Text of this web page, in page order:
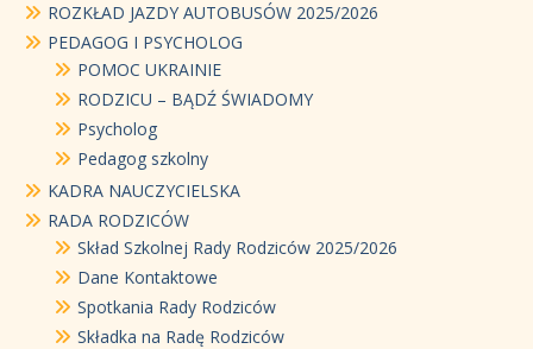
ROZKŁAD JAZDY AUTOBUSÓW 2025/2026
PEDAGOG I PSYCHOLOG
POMOC UKRAINIE
RODZICU – BĄDŹ ŚWIADOMY
Psycholog
Pedagog szkolny
KADRA NAUCZYCIELSKA
RADA RODZICÓW
Skład Szkolnej Rady Rodziców 2025/2026
Dane Kontaktowe
Spotkania Rady Rodziców
Składka na Radę Rodziców